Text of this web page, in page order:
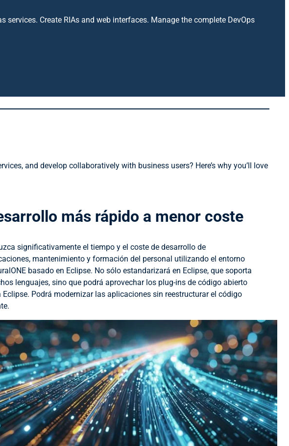
Create RIAs and web interfaces. Manage the complete DevOps
and develop collaboratively with business users? Here’s why you’ll love
más rápido a menor coste
significativamente el tiempo y el coste de desarrollo de
mantenimiento y formación del personal utilizando el entorno
basado en Eclipse. No sólo estandarizará en Eclipse, que soporta
lenguajes, sino que podrá aprovechar los plug-ins de código abierto
Eclipse. Podrá modernizar las aplicaciones sin reestructurar el código